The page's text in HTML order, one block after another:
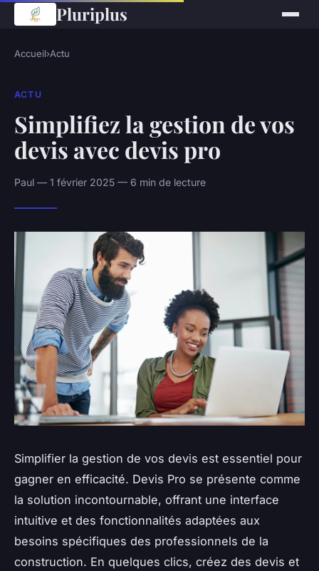
Pluriplus
Accueil›Actu
ACTU
Simplifiez la gestion de vos
devis avec devis pro
Paul — 1 février 2025 — 6 min de lecture
Simplifier la gestion de vos devis est essentiel pour
gagner en efficacité. Devis Pro se présente comme
la solution incontournable, offrant une interface
intuitive et des fonctionnalités adaptées aux
besoins spécifiques des professionnels de la
construction. En quelques clics, créez des devis et